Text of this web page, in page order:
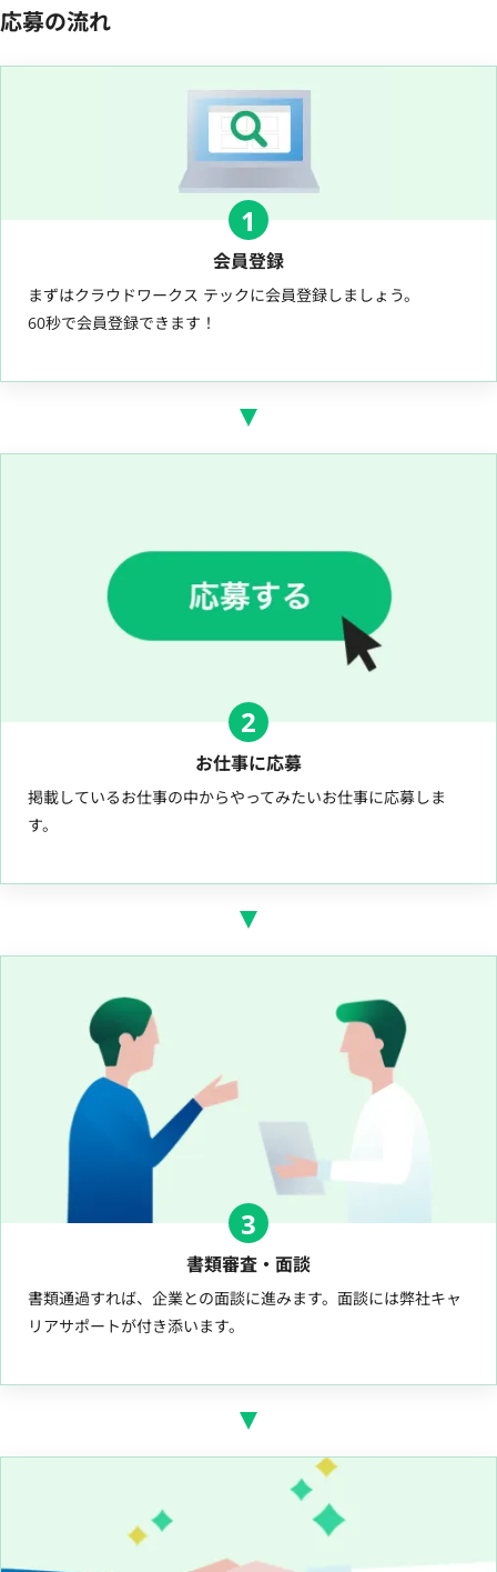
応募の流れ
1
会員登録
まずはクラウドワークス テックに会員登録しましょう。
60秒で会員登録できます！
2
お仕事に応募
掲載しているお仕事の中からやってみたいお仕事に応募しま
す。
3
書類審査・面談
書類通過すれば、企業との面談に進みます。面談には弊社キャ
リアサポートが付き添います。